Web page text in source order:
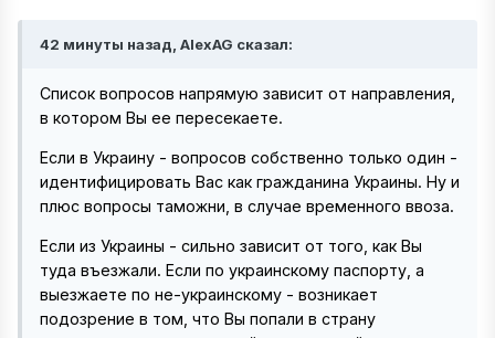
42 минуты назад, AlexAG сказал:
Список вопросов напрямую зависит от направления,
в котором Вы ее пересекаете.
Если в Украину - вопросов собственно только один -
идентифицировать Вас как гражданина Украины. Ну и
плюс вопросы таможни, в случае временного ввоза.
Если из Украины - сильно зависит от того, как Вы
туда въезжали. Если по украинскому паспорту, а
выезжаете по не-украинскому - возникает
подозрение в том, что Вы попали в страну